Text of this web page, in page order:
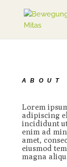
ABOUT
Lorem
adipiscing
incididunt
enim ad
amet,
eiusmod
magna